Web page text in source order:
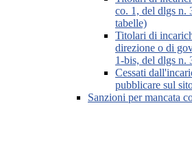
co. 1, del dlgs n.
tabelle)
Titolari di
direzione o di
1-bis, del dlgs n.
Cessati
pubblicare sul
Sanzioni per mancata